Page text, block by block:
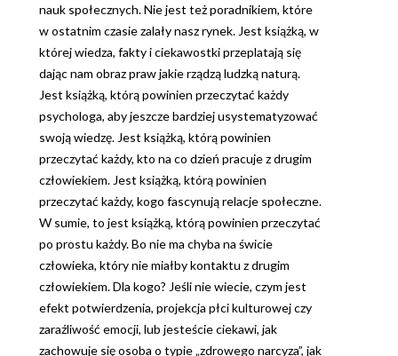
nauk społecznych. Nie jest też poradnikiem, które
w ostatnim czasie zalały nasz rynek. Jest książką, w
której wiedza, fakty i ciekawostki przeplatają się
dając nam obraz praw jakie rządzą ludzką naturą.
Jest książką, którą powinien przeczytać każdy
psychologa, aby jeszcze bardziej usystematyzować
swoją wiedzę. Jest książką, którą powinien
przeczytać każdy, kto na co dzień pracuje z drugim
człowiekiem. Jest książką, którą powinien
przeczytać każdy, kogo fascynują relacje społeczne.
W sumie, to jest książką, którą powinien przeczytać
po prostu każdy. Bo nie ma chyba na świcie
człowieka, który nie miałby kontaktu z drugim
człowiekiem. Dla kogo? Jeśli nie wiecie, czym jest
efekt potwierdzenia, projekcja płci kulturowej czy
zaraźliwość emocji, lub jesteście ciekawi, jak
zachowuje się osoba o typie „zdrowego narcyza”, jak